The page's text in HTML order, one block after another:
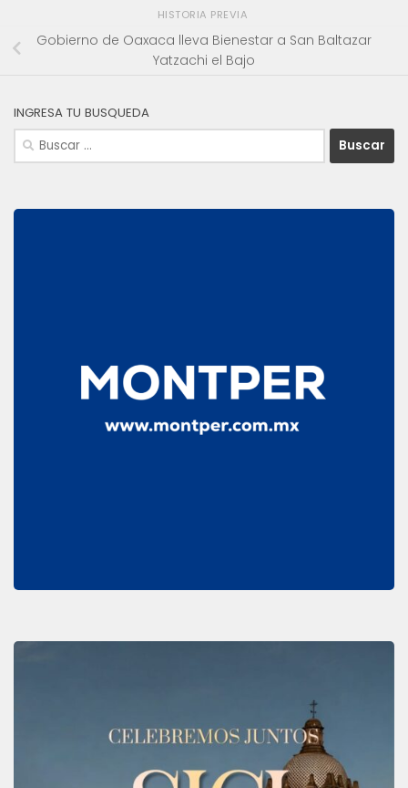
HISTORIA PREVIA
Gobierno de Oaxaca lleva Bienestar a San Baltazar
Yatzachi el Bajo
INGRESA TU BUSQUEDA
Buscar: